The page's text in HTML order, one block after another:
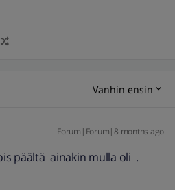
Vanhin ensin
Forum|Forum|8 months ago
päältä ainakin mulla oli .